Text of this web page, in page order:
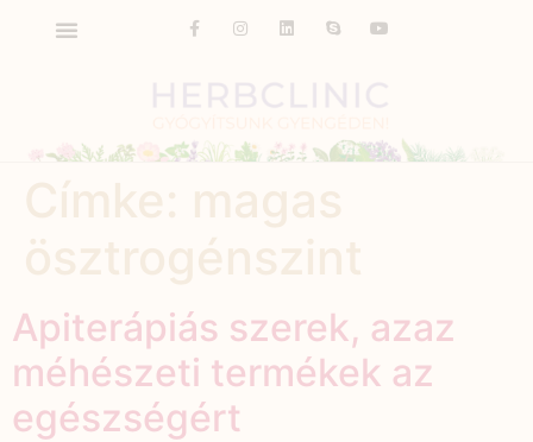
Apiterápiás szerek, azaz
méhészeti termékek az
egészségért